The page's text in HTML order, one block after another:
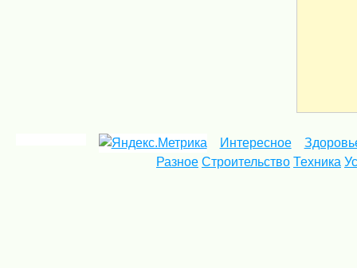
Интересное
Разное Строительство Техника